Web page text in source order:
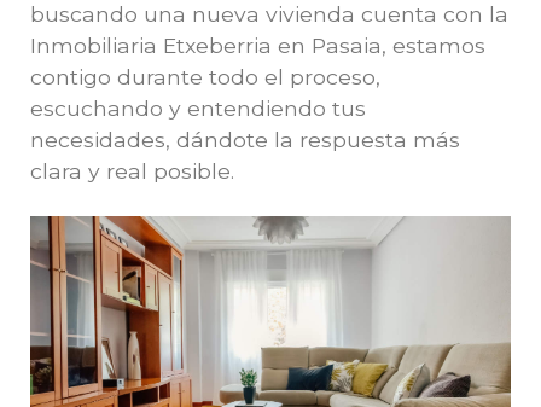
buscando una nueva vivienda cuenta con la
Inmobiliaria Etxeberria en Pasaia, estamos
contigo durante todo el proceso,
escuchando y entendiendo tus
necesidades, dándote la respuesta más
clara y real posible.